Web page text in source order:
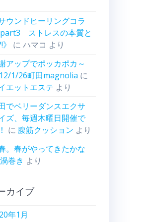
サウンドヒーリングコラ
ストレスの本質と
にハマコ より
アップでポッカポカ～
1/26町田magnolia に
エットエステ より
でベリーダンスエクサ
ズ、毎週木曜日開催で
に 腹筋クッション より
。春がやってきたかな
渦巻き より
カイブ
年1月